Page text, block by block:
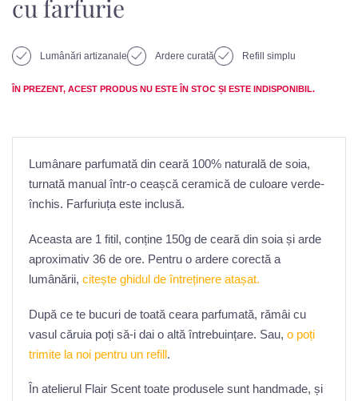
cu farfurie
Lumânări artizanale Ardere curată Refill simplu
ÎN PREZENT, ACEST PRODUS NU ESTE ÎN STOC ȘI ESTE INDISPONIBIL.
Lumânare parfumată din ceară 100% naturală de soia,
turnată manual într-o ceașcă ceramică de culoare verde-
închis. Farfuriuța este inclusă.
Aceasta are 1 fitil, conține 150g de ceară din soia și arde
aproximativ 36 de ore. Pentru o ardere corectă a
lumânării, citește ghidul de întreținere atașat.
După ce te bucuri de toată ceara parfumată, rămâi cu
vasul căruia poți să-i dai o altă întrebuințare. Sau, o poți
trimite la noi pentru un refill.
În atelierul Flair Scent toate produsele sunt handmade, și